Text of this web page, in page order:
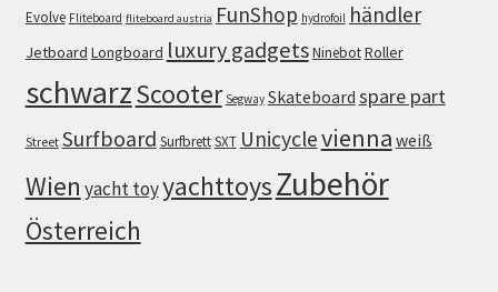
Evolve Fliteboard fliteboard austria FunShop hydrofoil händler
Jetboard Longboard luxury gadgetsNinebotRoller
schwarzScooter Segway Skateboard spare part
Street Surfboard SurfbrettSXT Unicyclevienna weiß
Wien yacht toyyachttoysZubehör
Österreich